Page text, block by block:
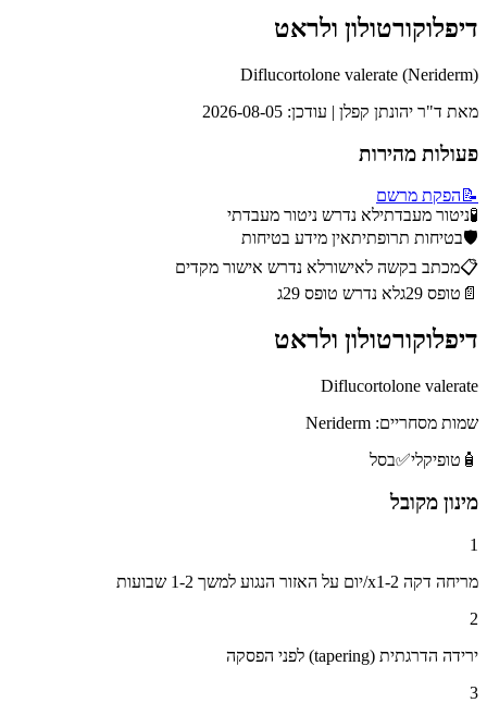
דיפלוקורטולון ולראט
Diflucortolone valerate (Neriderm)
מאת ד"ר יהונתן קפלן | עודכן: 2026-08-05
פעולות מהירות
📝 הפקת מרשם
🧪ניטור מעבדתילא נדרש ניטור מעבדתי
🛡️בטיחות תרופתיתאין מידע בטיחות
📋מכתב בקשה לאישורלא נדרש אישור מקדים
📄 טופס 29ג לא נדרש טופס 29ג
דיפלוקורטולון ולראט
Diflucortolone valerate
שמות מסחריים: Neriderm
🧴 טופיקלי✅בסל
מינון מקובל
1
מריחה דקה x1-2/יום על האזור הנגוע למשך 1-2 שבועות
2
ירידה הדרגתית (tapering) לפני הפסקה
3